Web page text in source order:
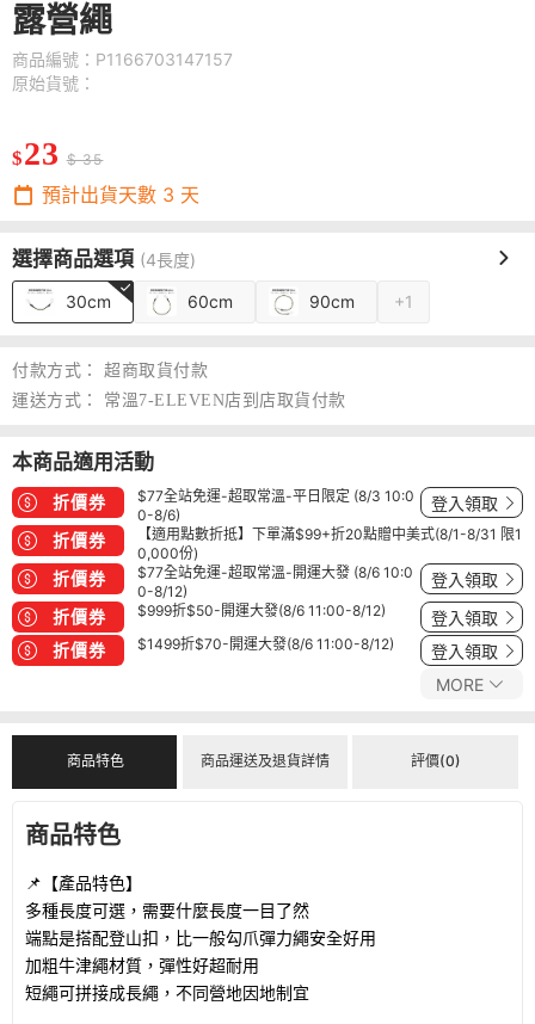
露營繩
商品編號：P1166703147157
原始貨號：
$23 $ 35
預計出貨天數 3 天
選擇商品選項 (4長度)
30cm 60cm 90cm +1
付款方式：
超商取貨付款
運送方式：
常溫7-ELEVEN店到店取貨付款
本商品適用活動
折價券
$77全站免運-超取常溫-平日限定 (8/3 10:0
0-8/6)
登入領取
折價券
【適用點數折抵】下單滿$99+折20點贈中美式(8/1-8/31 限1
0,000份)
折價券
$77全站免運-超取常溫-開運大發 (8/6 10:0
0-8/12)
登入領取
折價券 $999折$50-開運大發(8/6 11:00-8/12) 登入領取
折價券 $1499折$70-開運大發(8/6 11:00-8/12) 登入領取
MORE
商品特色 商品運送及退貨詳情 評價(0)
商品特色
📌【產品特色】
多種長度可選，需要什麼長度一目了然
端點是搭配登山扣，比一般勾爪彈力繩安全好用
加粗牛津繩材質，彈性好超耐用
短繩可拼接成長繩，不同營地因地制宜